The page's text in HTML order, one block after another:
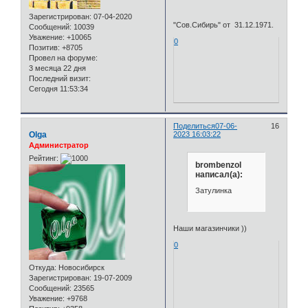
Зарегистрирован: 07-04-2020
Сообщений: 10039
Уважение: +10065
Позитив: +8705
Провел на форуме:
3 месяца 22 дня
Последний визит:
Сегодня 11:53:34
"Сов.Сибирь" от 31.12.1971.
0
Поделиться 16
07-06-
2023 16:03:22
Olga
Администратор
Рейтинг:
Откуда: Новосибирск
Зарегистрирован: 19-07-2009
Сообщений: 23565
Уважение: +9768
brombenzol
написал(а):
Затулинка
Наши магазинчики ))
0